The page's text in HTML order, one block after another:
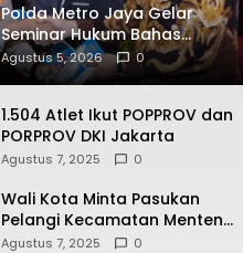
Polda Metro Jaya Gelar
Seminar Hukum Bahas
Perluasan Objek Praperadilan
dalam KUHAP Baru
Agustus 5, 2026 0
1.504 Atlet Ikut POPPROV dan
PORPROV DKI Jakarta
Agustus 7, 2025 0
Wali Kota Minta Pasukan
Pelangi Kecamatan Menteng
Kerja Lebih Responsif
Agustus 7, 2025 0